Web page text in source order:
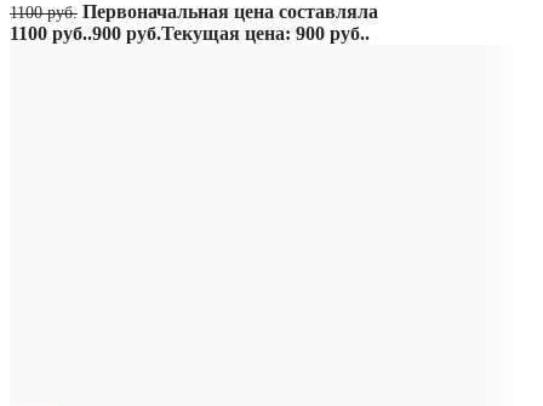
1100руб. Первоначальная цена составляла
1100 руб..900 руб.Текущая цена: 900 руб..